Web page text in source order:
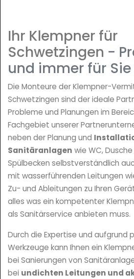
Ihr Klempner für
Schwetzingen -
und immer für
Die Monteure der Klempner-
Schwetzingen sind der ideale
Probleme und Planungen im
Fachgebiet unserer
neben der Planung und
Sanitäranlagen wie WC,
Spülbecken selbstverständlich
mit wasserführenden Leitungen
Zu- und Ableitungen zu Ihren
alles was ein kompetenter
als Sanitärservice anbieten muss.
Durch die Expertise und aufgrund
Werkzeuge kann Ihnen ein
bei Sanierungen von
bei undichten Leitungen und